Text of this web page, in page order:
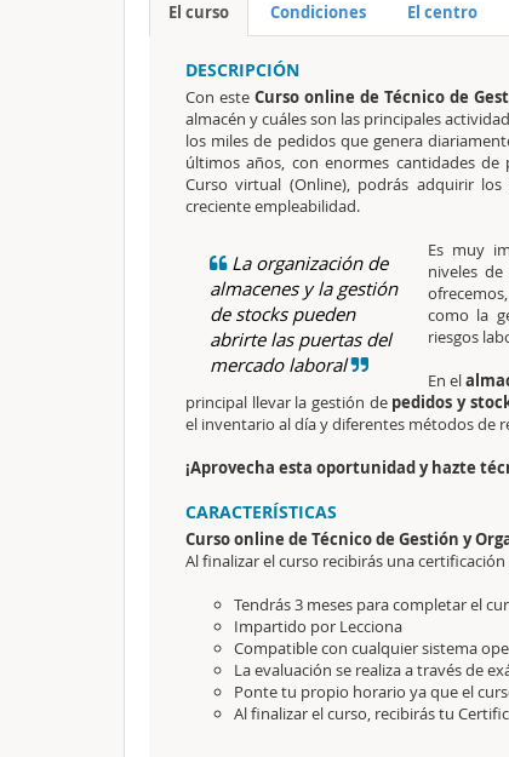
El curso Condiciones El centro
DESCRIPCIÓN
Con esteCurso online de Técnico de
almacén y cuáles son las principales
los miles de pedidos que genera
últimos años, con enormes cantidades de
Curso virtual (Online), podrás adquirir
creciente empleabilidad.
La organización de
almacenes y la gestión
de stocks pueden
abrirte las puertas del
mercado laboral
Es muy
niveles
como la
riesgos
En el
principal llevar la gestión depedidos y
el inventario al día y diferentes métodos de
¡Aprovecha esta oportunidad y hazte
CARACTERÍSTICAS
Curso online de Técnico de Gestión y
Al finalizar el curso recibirás una
Tendrás 3 meses para completar el
Impartido por Lecciona
Compatible con cualquier sistema
La evaluación se realiza a través de
Ponte tu propio horario ya que el
Al finalizar el curso, recibirás tu